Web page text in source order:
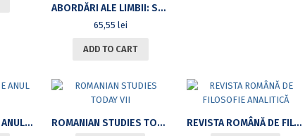
ABORDĂRI ALE LIMBII: STRUCTURI, UZURI, INTERFEȚEACTELE CELUI DE-AL 23-LEA COLOCVIU INTERNAȚIONAL AL DEPARTAMENTULUI DE LINGVISTICĂ
65,55 lei
ADD TO CART
ANALE GEOGRAFIE ANUL LXXII – 2023 ROMANIAN STUDIES TODAY VII REVISTA ROMÂNĂ DE FILOSOFIE ANALITICĂ